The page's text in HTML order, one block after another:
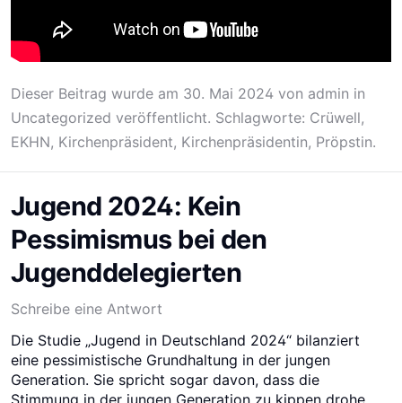
Dieser Beitrag wurde am 30. Mai 2024 von admin in
Uncategorized veröffentlicht. Schlagworte: Crüwell,
EKHN, Kirchenpräsident, Kirchenpräsidentin, Pröpstin.
Jugend 2024: Kein
Pessimismus bei den
Jugenddelegierten
Schreibe eine Antwort
Die Studie „Jugend in Deutschland 2024“ bilanziert
eine pessimistische Grundhaltung in der jungen
Generation. Sie spricht sogar davon, dass die